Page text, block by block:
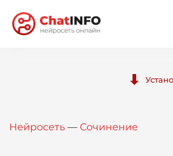
Вход
Нейросеть — Сочинение